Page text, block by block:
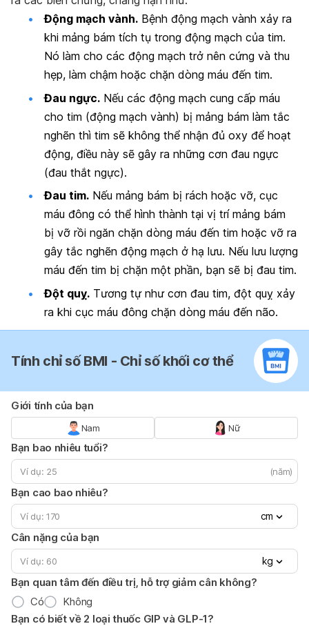
Động mạch vành. Bệnh động mạch vành xảy ra
khi mảng bám tích tụ trong động mạch của tim.
Nó làm cho các động mạch trở nên cứng và thu
hẹp, làm chậm hoặc chặn dòng máu đến tim.
Đau ngực. Nếu các động mạch cung cấp máu
cho tim (động mạch vành) bị mảng bám làm tắc
nghẽn thì tim sẽ không thể nhận đủ oxy để hoạt
động, điều này sẽ gây ra những cơn đau ngực
(đau thắt ngực).
Đau tim. Nếu mảng bám bị rách hoặc vỡ, cục
máu đông có thể hình thành tại vị trí mảng bám
bị vỡ rồi ngăn chặn dòng máu đến tim hoặc vỡ ra
gây tắc nghẽn động mạch ở hạ lưu. Nếu lưu lượng
máu đến tim bị chặn một phần, bạn sẽ bị đau tim.
Đột quỵ. Tương tự như cơn đau tim, đột quỵ xảy
ra khi cục máu đông chặn dòng máu đến não.
Tính chỉ số BMI - Chỉ số khối cơ thể
Giới tính của bạn
Nam Nữ
Bạn bao nhiêu tuổi?
(năm)
Bạn cao bao nhiêu?
cm
Cân nặng của bạn
kg
Bạn quan tâm đến điều trị, hỗ trợ giảm cân không?
Có
Không
Bạn có biết về 2 loại thuốc GIP và GLP-1?